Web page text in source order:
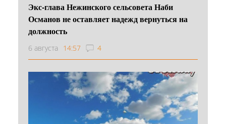
Экс-глава Нежинского сельсовета Наби
Османов не оставляет надежд вернуться на
должность
6 августа 14:57 4